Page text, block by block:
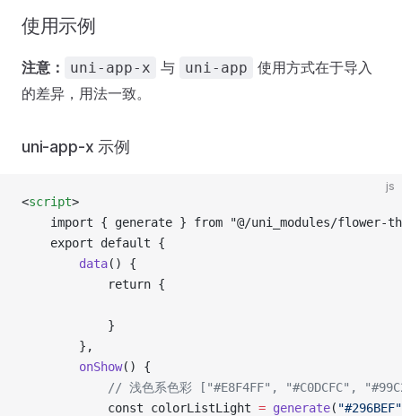
使用示例
注意： uni-app-x 与 uni-app
使用方式在于导入
的差异，用法一致。
uni-app-x 示例
js
<script>
import { generate } from "@/uni_modules/flower-
	export default {
		data
() {
			return {
			}
		},
		onShow
() {
// 浅色系色彩 ["#E8F4FF", "#C0DCFC",
			const colorListLight
= generate( "#296BEF"